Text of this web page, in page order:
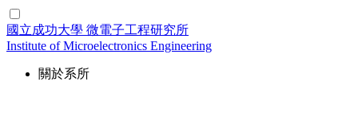
國立成功大學 微電子工程研究所
Institute of Microelectronics Engineering
關於系所